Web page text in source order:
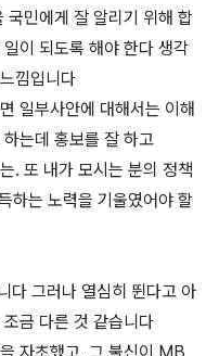
국민에게 잘 알리기 위해 합
이 되도록 해야 한다 생각
낌입니다
일부사안에 대해서는 이해
는데 홍보를 잘 하고
. 또 내가 모시는 분의 정책
하는 노력을 기울였어야 할
다 그러나 열심히 뛴다고 아
금 다른 것 같습니다